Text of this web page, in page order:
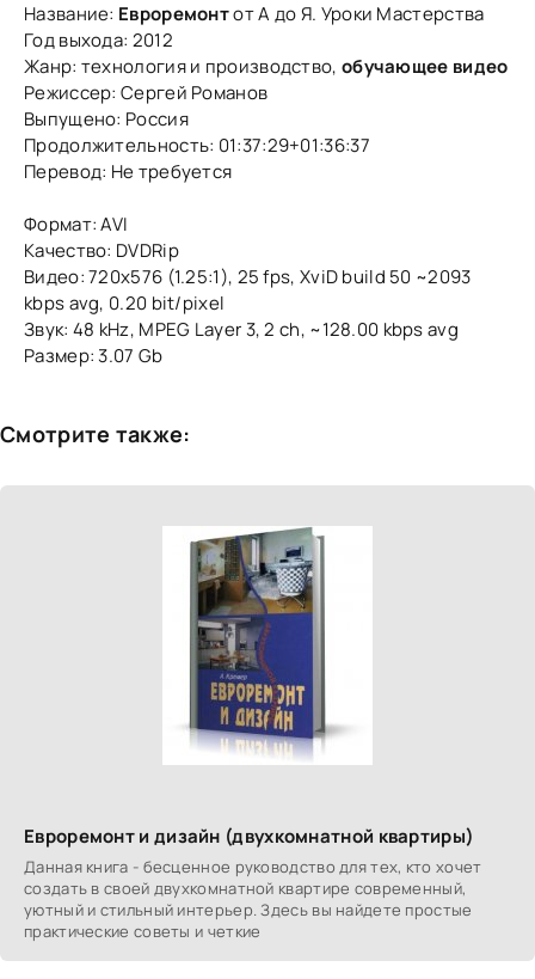
Название: Евроремонтот А до Я. Уроки Мастерства
Год выхода: 2012
Жанр: технология и производство, обучающее видео
Режиссер: Сергей Романов
Выпущено: Россия
Продолжительность: 01:37:29+01:36:37
Перевод: Не требуется
Формат: AVI
Качество: DVDRip
Видео: 720x576 (1.25:1), 25 fps, XviD build 50 ~2093
kbps avg, 0.20 bit/pixel
Звук: 48 kHz, MPEG Layer 3, 2 ch, ~128.00 kbps avg
Размер: 3.07 Gb
Смотрите также:
Евроремонт и дизайн (двухкомнатной квартиры)
Данная книга - бесценное руководство для тех, кто хочет
создать в своей двухкомнатной квартире современный,
уютный и стильный интерьер. Здесь вы найдете простые
практические советы и четкие